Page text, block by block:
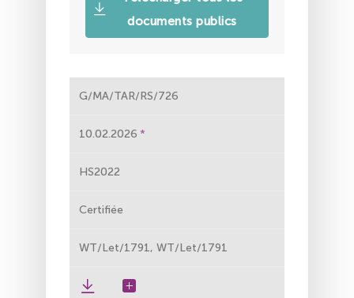
documents publics
G/MA/TAR/RS/726
10.02.2026
HS2022
Certifiée
WT/Let/1791, WT/Let/1791